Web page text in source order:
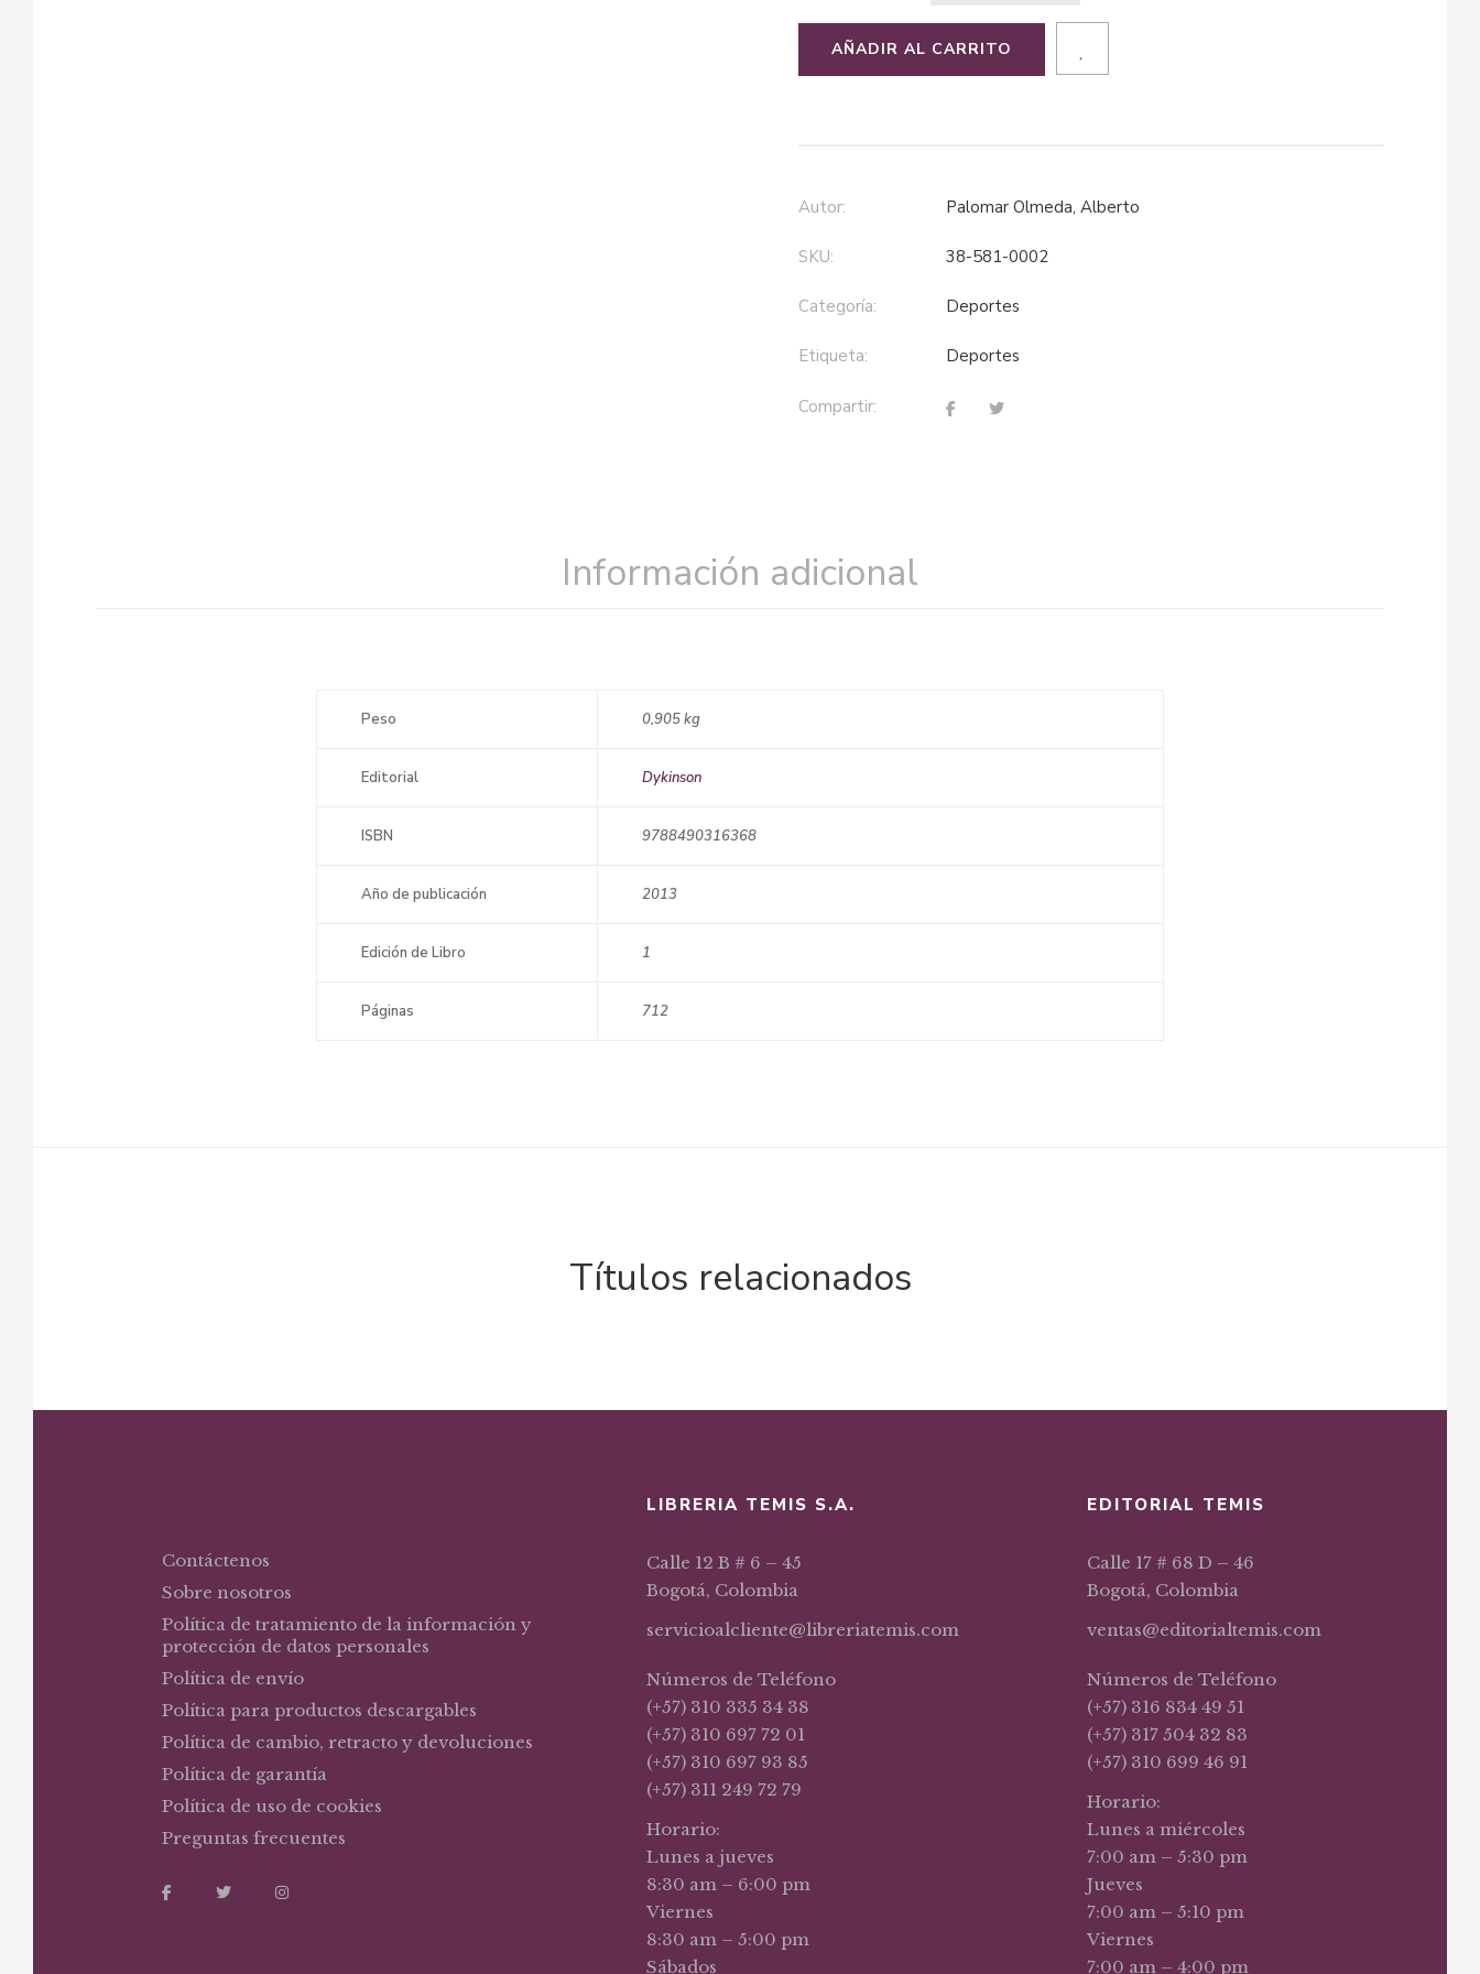
AÑADIR AL CARRITO
Autor: Palomar Olmeda, Alberto
SKU: 38-581-0002
Categoría: deportes
Etiqueta: deportes
Compartir:
Información adicional
Peso 0,905 kg
Editorial Dykinson
ISBN 9788490316368
Año de publicación 2013
Edición de Libro 1
Páginas 712
Títulos relacionados
Contáctenos
Sobre nosotros
Política de tratamiento de la información y
protección de datos personales
Política de envío
Política para productos descargables
Política de cambio, retracto y devoluciones
Política de garantía
Política de uso de cookies
Preguntas frecuentes
LIBRERIA TEMIS S.A.
Calle 12 B # 6 – 45
Bogotá, Colombia
servicioalcliente@libreriatemis.com
Números de Teléfono
(+57) 310 335 34 38
(+57) 310 697 72 01
(+57) 310 697 93 85
(+57) 311 249 72 79
Horario:
Lunes a jueves
8:30 am – 6:00 pm
Viernes
8:30 am – 5:00 pm
Sábados
EDITORIAL TEMIS
Calle 17 # 68 D – 46
Bogotá, Colombia
ventas@editorialtemis.com
Números de Teléfono
(+57) 316 834 49 51
(+57) 317 504 32 83
(+57) 310 699 46 91
Horario:
Lunes a miércoles
7:00 am – 5:30 pm
Jueves
7:00 am – 5:10 pm
Viernes
7:00 am – 4:00 pm